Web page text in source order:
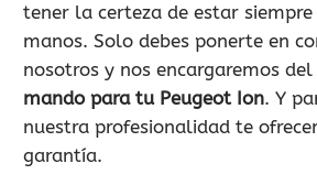
tener la certeza de estar siempre
manos. Solo debes ponerte en
nosotros y nos encargaremos del
mando para tu Peugeot Ion. Y
nuestra profesionalidad te
garantía.